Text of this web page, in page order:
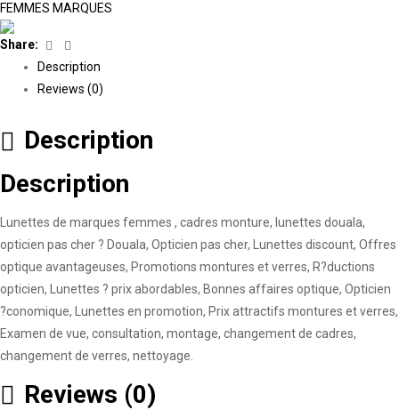
FEMMES MARQUES
Share: Facebook
Description
Reviews (0)
Description
Description
Lunettes de marques femmes , cadres monture, lunettes douala,
opticien pas cher ? Douala, Opticien pas cher, Lunettes discount, Offres
optique avantageuses, Promotions montures et verres, R?ductions
opticien, Lunettes ? prix abordables, Bonnes affaires optique, Opticien
?conomique, Lunettes en promotion, Prix attractifs montures et verres,
Examen de vue, consultation, montage, changement de cadres,
changement de verres, nettoyage.
Reviews (0)